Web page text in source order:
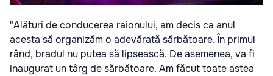
"Alături de conducerea raionului, am decis ca anul
acesta să organizăm o adevărată sărbătoare. În primul
rând, bradul nu putea să lipsească. De asemenea, va fi
inaugurat un târg de sărbătoare. Am făcut toate astea